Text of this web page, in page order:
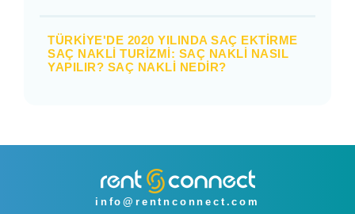
TÜRKIYE'DE 2020 YILINDA SAÇ EKTIRME
SAÇ NAKLI TURIZMI: SAÇ NAKLI NASIL
YAPILIR? SAÇ NAKLI NEDIR?
info@rentnconnect.com